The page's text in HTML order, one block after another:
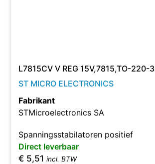
L7815CV V REG 15V,7815,TO-220-3
ST MICRO ELECTRONICS
Fabrikant
STMicroelectronics SA
Spanningsstabilatoren positief
Direct leverbaar
€ 5,51 incl. BTW